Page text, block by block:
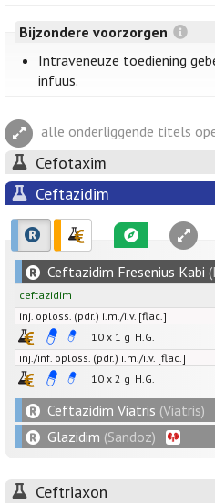
Bijzondere voorzorgen
Intraveneuze toediening
infuus.
alle onderliggende titels
Cefotaxim
Ceftazidim
Ceftazidim Fresenius Kabi
ceftazidim
inj. oploss. (pdr.) i.m./i.v. [flac.]
10 x 1 g H.G.
inj./inf. oploss. (pdr.) i.m./i.v. [flac.]
10 x 2 g H.G.
Ceftazidim Viatris (Viatris)
Glazidim (Sandoz)
Ceftriaxon